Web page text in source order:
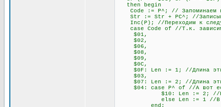
then begin
Code := P^; // Запоминаем
Str := Str + PC^; //
Inc(P); //Переходим к
case Code of //Т.к.
$01,
$02,
$06,
$08,
$09,
$0C,
$0F: Len := 1; //Длина этих
$03,
$07: Len := 2; //Длина этих
$04: case P^ of //А вот если
$10: Len := 2; //Если
else Len := 1 //В любом
end;